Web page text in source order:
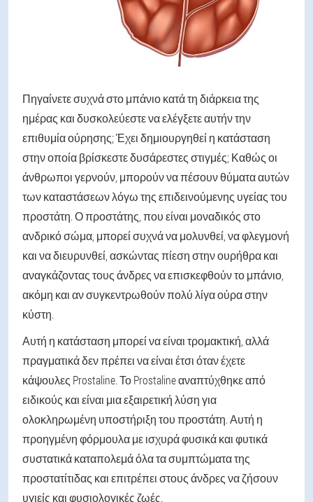
Πηγαίνετε συχνά στο μπάνιο κατά τη διάρκεια της
ημέρας και δυσκολεύεστε να ελέγξετε αυτήν την
επιθυμία ούρησης; Έχει δημιουργηθεί η κατάσταση
στην οποία βρίσκεστε δυσάρεστες στιγμές; Καθώς οι
άνθρωποι γερνούν, μπορούν να πέσουν θύματα αυτών
των καταστάσεων λόγω της επιδεινούμενης υγείας του
προστάτη. Ο προστάτης, που είναι μοναδικός στο
ανδρικό σώμα, μπορεί συχνά να μολυνθεί, να φλεγμονή
και να διευρυνθεί, ασκώντας πίεση στην ουρήθρα και
αναγκάζοντας τους άνδρες να επισκεφθούν το μπάνιο,
ακόμη και αν συγκεντρωθούν πολύ λίγα ούρα στην
κύστη.
Αυτή η κατάσταση μπορεί να είναι τρομακτική, αλλά
πραγματικά δεν πρέπει να είναι έτσι όταν έχετε
κάψουλες Prostaline. Το Prostaline αναπτύχθηκε από
ειδικούς και είναι μια εξαιρετική λύση για
ολοκληρωμένη υποστήριξη του προστάτη. Αυτή η
προηγμένη φόρμουλα με ισχυρά φυσικά και φυτικά
συστατικά καταπολεμά όλα τα συμπτώματα της
προστατίτιδας και επιτρέπει στους άνδρες να ζήσουν
υγιείς και φυσιολογικές ζωές.